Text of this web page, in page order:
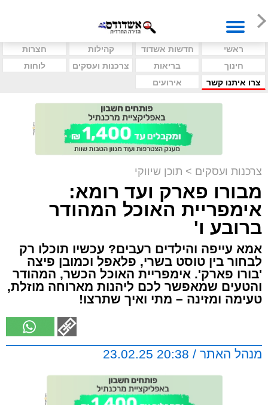
ראשי חדשות אשדוד קהילות
חצרות
חינוך
בריאות צרכנות ועסקים
לוחות
צרו איתנו קשר
אירועים
צרכנות ועסקים > תוכן שיווקי
מבורו פארק ועד רומא:
אימפריית האוכל המהודר
ברובע ו'
אמא עייפה והילדים רעבים? עכשיו תוכלו רק
לבחור בין טוסט בשרי, פלאפל וכמובן פיצה
'בורו פארק'. אימפריית האוכל הכשר, המהודר
והטעים שמאפשר לכם ליהנות מארוחה מוזלת,
טעימה ומזינה – מתי ואיך שתרצו!
מנהל האתר / 20:38 23.02.25